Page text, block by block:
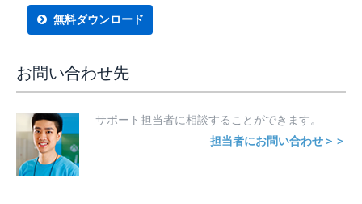
無料ダウンロード
お問い合わせ先
サポート担当者に相談することができます。
担当者にお問い合わせ＞＞